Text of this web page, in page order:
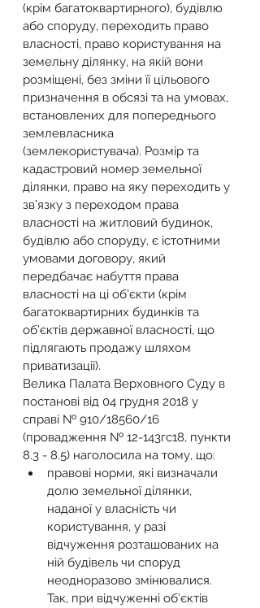
(крім багатоквартирного), будівлю
або споруду, переходить право
власності, право користування на
земельну ділянку, на якій вони
розміщені, без зміни її цільового
призначення в обсязі та на умовах,
встановлених для попереднього
землевласника
(землекористувача). Розмір та
кадастровий номер земельної
ділянки, право на яку переходить у
зв’язку з переходом права
власності на житловий будинок,
будівлю або споруду, є істотними
умовами договору, який
передбачає набуття права
власності на ці об’єкти (крім
багатоквартирних будинків та
об’єктів державної власності, що
підлягають продажу шляхом
приватизації).
Велика Палата Верховного Суду в
постанові від 04 грудня 2018 у
справі № 910/18560/16
(провадження № 12-143гс18, пункти
8.3 - 8.5) наголосила на тому, що:
правові норми, які визначали
долю земельної ділянки,
наданої у власність чи
користування, у разі
відчуження розташованих на
ній будівель чи споруд
неодноразово змінювалися.
Так, при відчуженні об’єктів